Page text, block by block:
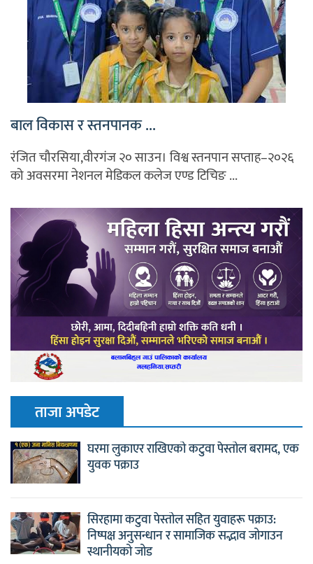
बाल विकास र स्तनपानक ...
रंजित चौरसिया,वीरगंज २० साउन। विश्व स्तनपान सप्ताह–२०२६
को अवसरमा नेशनल मेडिकल कलेज एण्ड टिचिङ ...
ताजा अपडेट
घरमा लुकाएर राखिएको कटुवा पेस्तोल बरामद, एक
युवक पक्राउ
सिरहामा कटुवा पेस्तोल सहित युवाहरू पक्राउ:
निष्पक्ष अनुसन्धान र सामाजिक सद्भाव जोगाउन
स्थानीयको जोड